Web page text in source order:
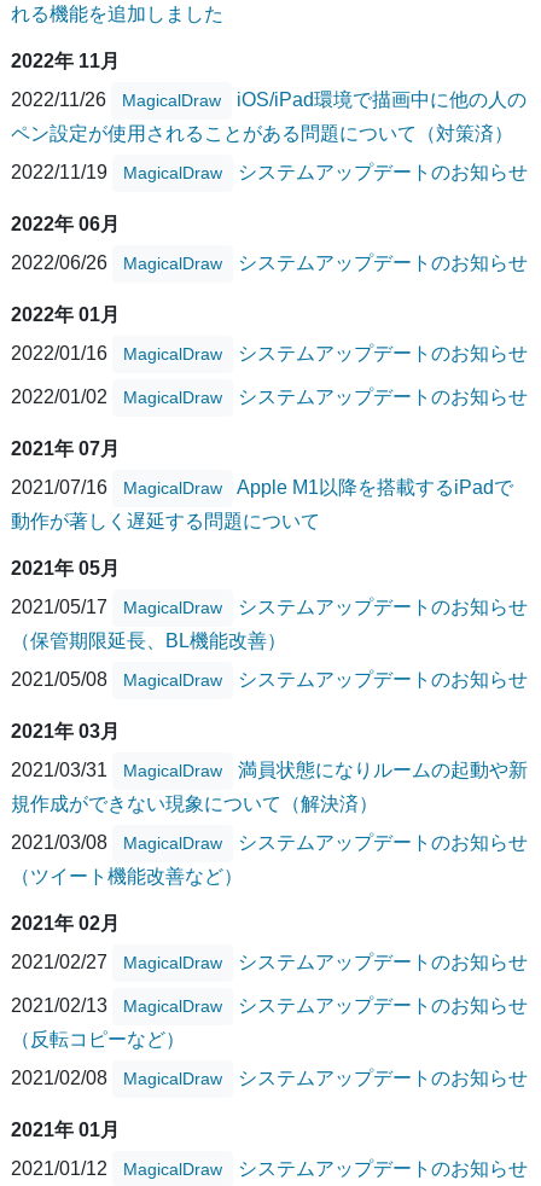
れる機能を追加しました
2022年 11月
2022/11/26
MagicalDraw
iOS/iPad環境で描画中に他の人の
ペン設定が使用されることがある問題について（対策済）
2022/11/19
MagicalDraw システムアップデートのお知らせ
2022年 06月
2022/06/26
MagicalDraw システムアップデートのお知らせ
2022年 01月
2022/01/16
MagicalDraw システムアップデートのお知らせ
2022/01/02 MagicalDraw システムアップデートのお知らせ
2021年 07月
2021/07/16
MagicalDraw
Apple M1以降を搭載するiPadで
動作が著しく遅延する問題について
2021年 05月
2021/05/17
MagicalDraw
システムアップデートのお知らせ
（保管期限延長、BL機能改善）
2021/05/08
MagicalDraw システムアップデートのお知らせ
2021年 03月
2021/03/31
MagicalDraw
満員状態になりルームの起動や新
規作成ができない現象について（解決済）
2021/03/08
MagicalDraw
システムアップデートのお知らせ
（ツイート機能改善など）
2021年 02月
2021/02/27
MagicalDraw システムアップデートのお知らせ
2021/02/13 MagicalDraw
システムアップデートのお知らせ
（反転コピーなど）
2021/02/08
MagicalDraw システムアップデートのお知らせ
2021年 01月
2021/01/12
MagicalDraw
システムアップデートのお知らせ